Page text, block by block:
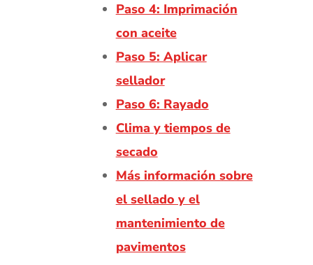
Paso 4: Imprimación
con aceite
Paso 5: Aplicar
sellador
Paso 6: Rayado
Clima y tiempos de
secado
Más información sobre
el sellado y el
mantenimiento de
pavimentos